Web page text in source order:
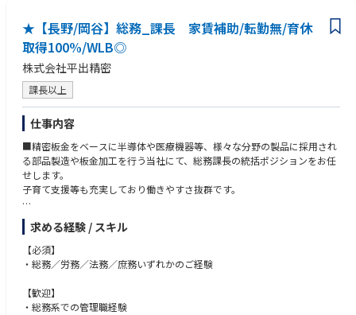
★【長野/岡谷】総務_課長 家賃補助/転勤無/育休
取得100%/WLB◎
株式会社平出精密
課長以上
仕事内容
■精密板金をベースに半導体や医療機器等、様々な分野の製品に採用され
る部品製造や板金加工を行う当社にて、総務課長の統括ポジションをお任
せします。
子育て支援等も充実しており働きやすさ抜群です。
【期待する役割・仕事内容】
・総務課の業務（総務／労務／法務／庶務）を管理監督
・役員への対応・内外からの問い合わせへの対応
【働きやすさ】
求める経験 / スキル
【必須】
・総務／労務／法務／庶務いずれかのご経験
【歓迎】
・総務系での管理職経験